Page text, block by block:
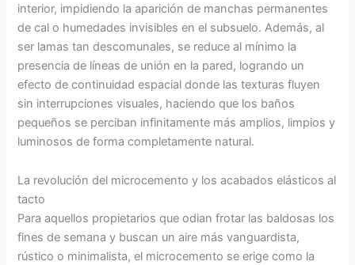
interior, impidiendo la aparición de manchas permanentes
de cal o humedades invisibles en el subsuelo. Además, al
ser lamas tan descomunales, se reduce al mínimo la
presencia de líneas de unión en la pared, logrando un
efecto de continuidad espacial donde las texturas fluyen
sin interrupciones visuales, haciendo que los baños
pequeños se perciban infinitamente más amplios, limpios y
luminosos de forma completamente natural.
La revolución del microcemento y los acabados elásticos al
tacto
Para aquellos propietarios que odian frotar las baldosas los
fines de semana y buscan un aire más vanguardista,
rústico o minimalista, el microcemento se erige como la